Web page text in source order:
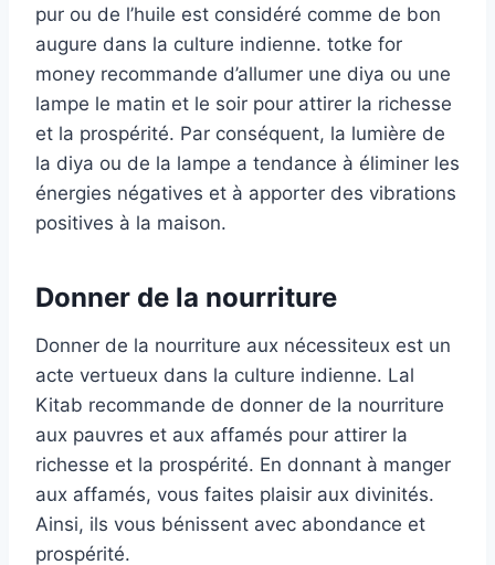
pur ou de l’huile est considéré comme de bon
augure dans la culture indienne. totke for
money recommande d’allumer une diya ou une
lampe le matin et le soir pour attirer la richesse
et la prospérité. Par conséquent, la lumière de
la diya ou de la lampe a tendance à éliminer les
énergies négatives et à apporter des vibrations
positives à la maison.
Donner de la nourriture
Donner de la nourriture aux nécessiteux est un
acte vertueux dans la culture indienne. Lal
Kitab recommande de donner de la nourriture
aux pauvres et aux affamés pour attirer la
richesse et la prospérité. En donnant à manger
aux affamés, vous faites plaisir aux divinités.
Ainsi, ils vous bénissent avec abondance et
prospérité.